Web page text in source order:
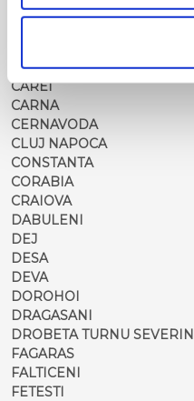
CAMPULUNG
CARANSEBES
CAREI
CARNA
CERNAVODA
CLUJ NAPOCA
CONSTANTA
CORABIA
CRAIOVA
DABULENI
DEJ
DESA
DEVA
DOROHOI
DRAGASANI
DROBETA TURNU SEVERIN
FAGARAS
FALTICENI
FETESTI